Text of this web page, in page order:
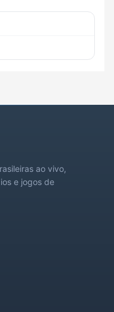
ao vivo,
e jogos de